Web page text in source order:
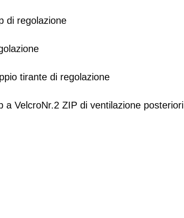
di regolazione
tirante di regolazione
VelcroNr.2 ZIP di ventilazione posteriori